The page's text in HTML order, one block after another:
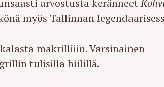
myös Tallinnan
makrilliiin. Varsinainen
tulisilla hiilillä.